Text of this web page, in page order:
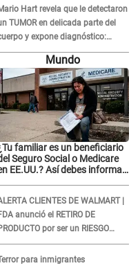
Hart revela que le detectaron
TUMOR en delicada parte del
y expone diagnóstico:
muy fuertes..."
Mundo
familiar es un beneficiario
Seguro Social o Medicare
EE.UU.? Así debes informar
CLIENTES DE WALMART |
anunció el RETIRO DE
por ser un RIESGO
para consumidores: ¿Cuál
para inmigrantes